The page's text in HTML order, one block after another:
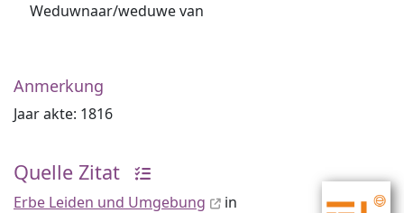
Weduwnaar/weduwe van
Anmerkung
Jaar akte: 1816
Quelle Zitat
Erbe Leiden und Umgebung
in